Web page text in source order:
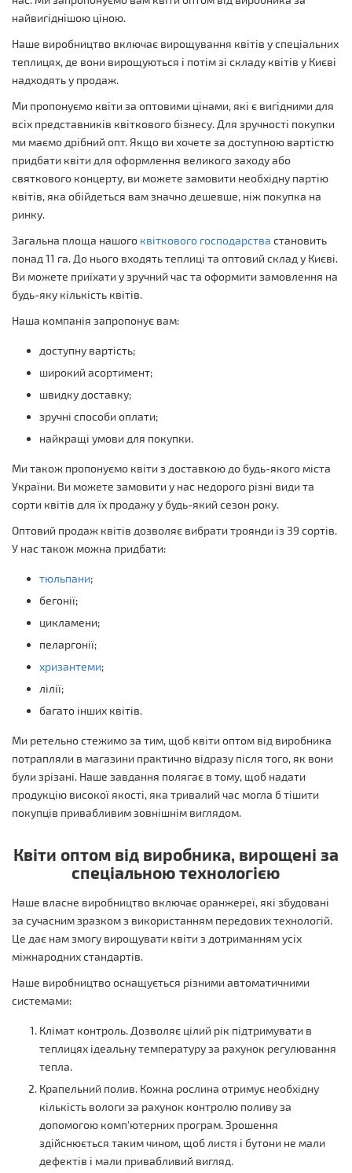
найвигіднішою ціною.
Наше виробництво включає вирощування квітів у спеціальних
теплицях, де вони вирощуються і потім зі складу квітів у Києві
надходять у продаж.
Ми пропонуємо квіти за оптовими цінами, які є вигідними для
всіх представників квіткового бізнесу. Для зручності покупки
ми маємо дрібний опт. Якщо ви хочете за доступною вартістю
придбати квіти для оформлення великого заходу або
святкового концерту, ви можете замовити необхідну партію
квітів, яка обійдеться вам значно дешевше, ніж покупка на
ринку.
Загальна площа нашого квіткового господарства становить
понад 11 га. До нього входять теплиці та оптовий склад у Києві.
Ви можете приїхати у зручний час та оформити замовлення на
будь-яку кількість квітів.
Наша компанія запропонує вам:
доступну вартість;
широкий асортимент;
швидку доставку;
зручні способи оплати;
найкращі умови для покупки.
Ми також пропонуємо квіти з доставкою до будь-якого міста
України. Ви можете замовити у нас недорого різні види та
сорти квітів для їх продажу у будь-який сезон року.
Оптовий продаж квітів дозволяє вибрати троянди із 39 сортів.
У нас також можна придбати:
тюльпани;
бегонії;
цикламени;
пеларгонії;
хризантеми;
лілії;
багато інших квітів.
Ми ретельно стежимо за тим, щоб квіти оптом від виробника
потрапляли в магазини практично відразу після того, як вони
були зрізані. Наше завдання полягає в тому, щоб надати
продукцію високої якості, яка тривалий час могла б тішити
покупців привабливим зовнішнім виглядом.
Квіти оптом від виробника, вирощені за
спеціальною технологією
Наше власне виробництво включає оранжереї, які збудовані
за сучасним зразком з використанням передових технологій.
Це дає нам змогу вирощувати квіти з дотриманням усіх
міжнародних стандартів.
Наше виробництво оснащується різними автоматичними
системами:
Клімат контроль. Дозволяє цілий рік підтримувати в
теплицях ідеальну температуру за рахунок регулювання
тепла.
Крапельний полив. Кожна рослина отримує необхідну
кількість вологи за рахунок контролю поливу за
допомогою комп'ютерних програм. Зрошення
здійснюється таким чином, щоб листя і бутони не мали
дефектів і мали привабливий вигляд.